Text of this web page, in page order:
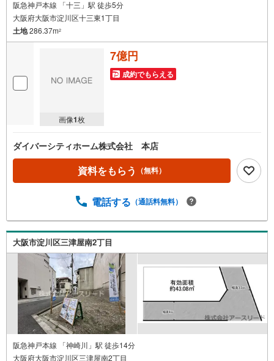
阪急神戸本線 「十三」駅 徒歩5分
大阪府大阪市淀川区十三東1丁目
土地286.37m2
画像1枚
7億円
成約でもらえる
ダイバーシティホーム株式会社 本店
資料をもらう （無料）
電話する （通話料無料）
大阪市淀川区三津屋南2丁目
阪急神戸本線 「神崎川」駅 徒歩14分
大阪府大阪市淀川区三津屋南2丁目